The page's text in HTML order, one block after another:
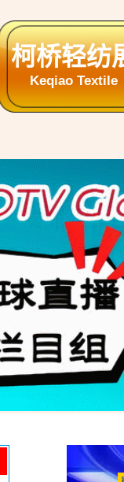
HuBei Markets